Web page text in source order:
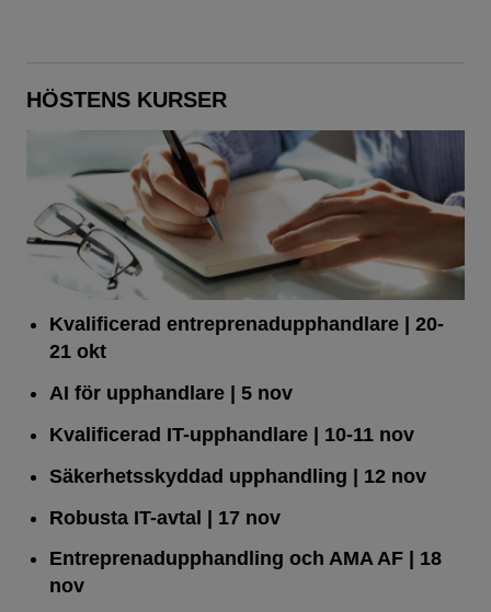
HÖSTENS KURSER
Kvalificerad entreprenad­upphandlare
| 20-
21 okt
AI för upphandlare| 5 nov
Kvalificerad IT-upphandlare| 10-11 nov
Säkerhetsskyddad upphandling | 12 nov
Robusta IT-avtal | 17 nov
Entreprenadupphandling och AMA AF| 18
nov